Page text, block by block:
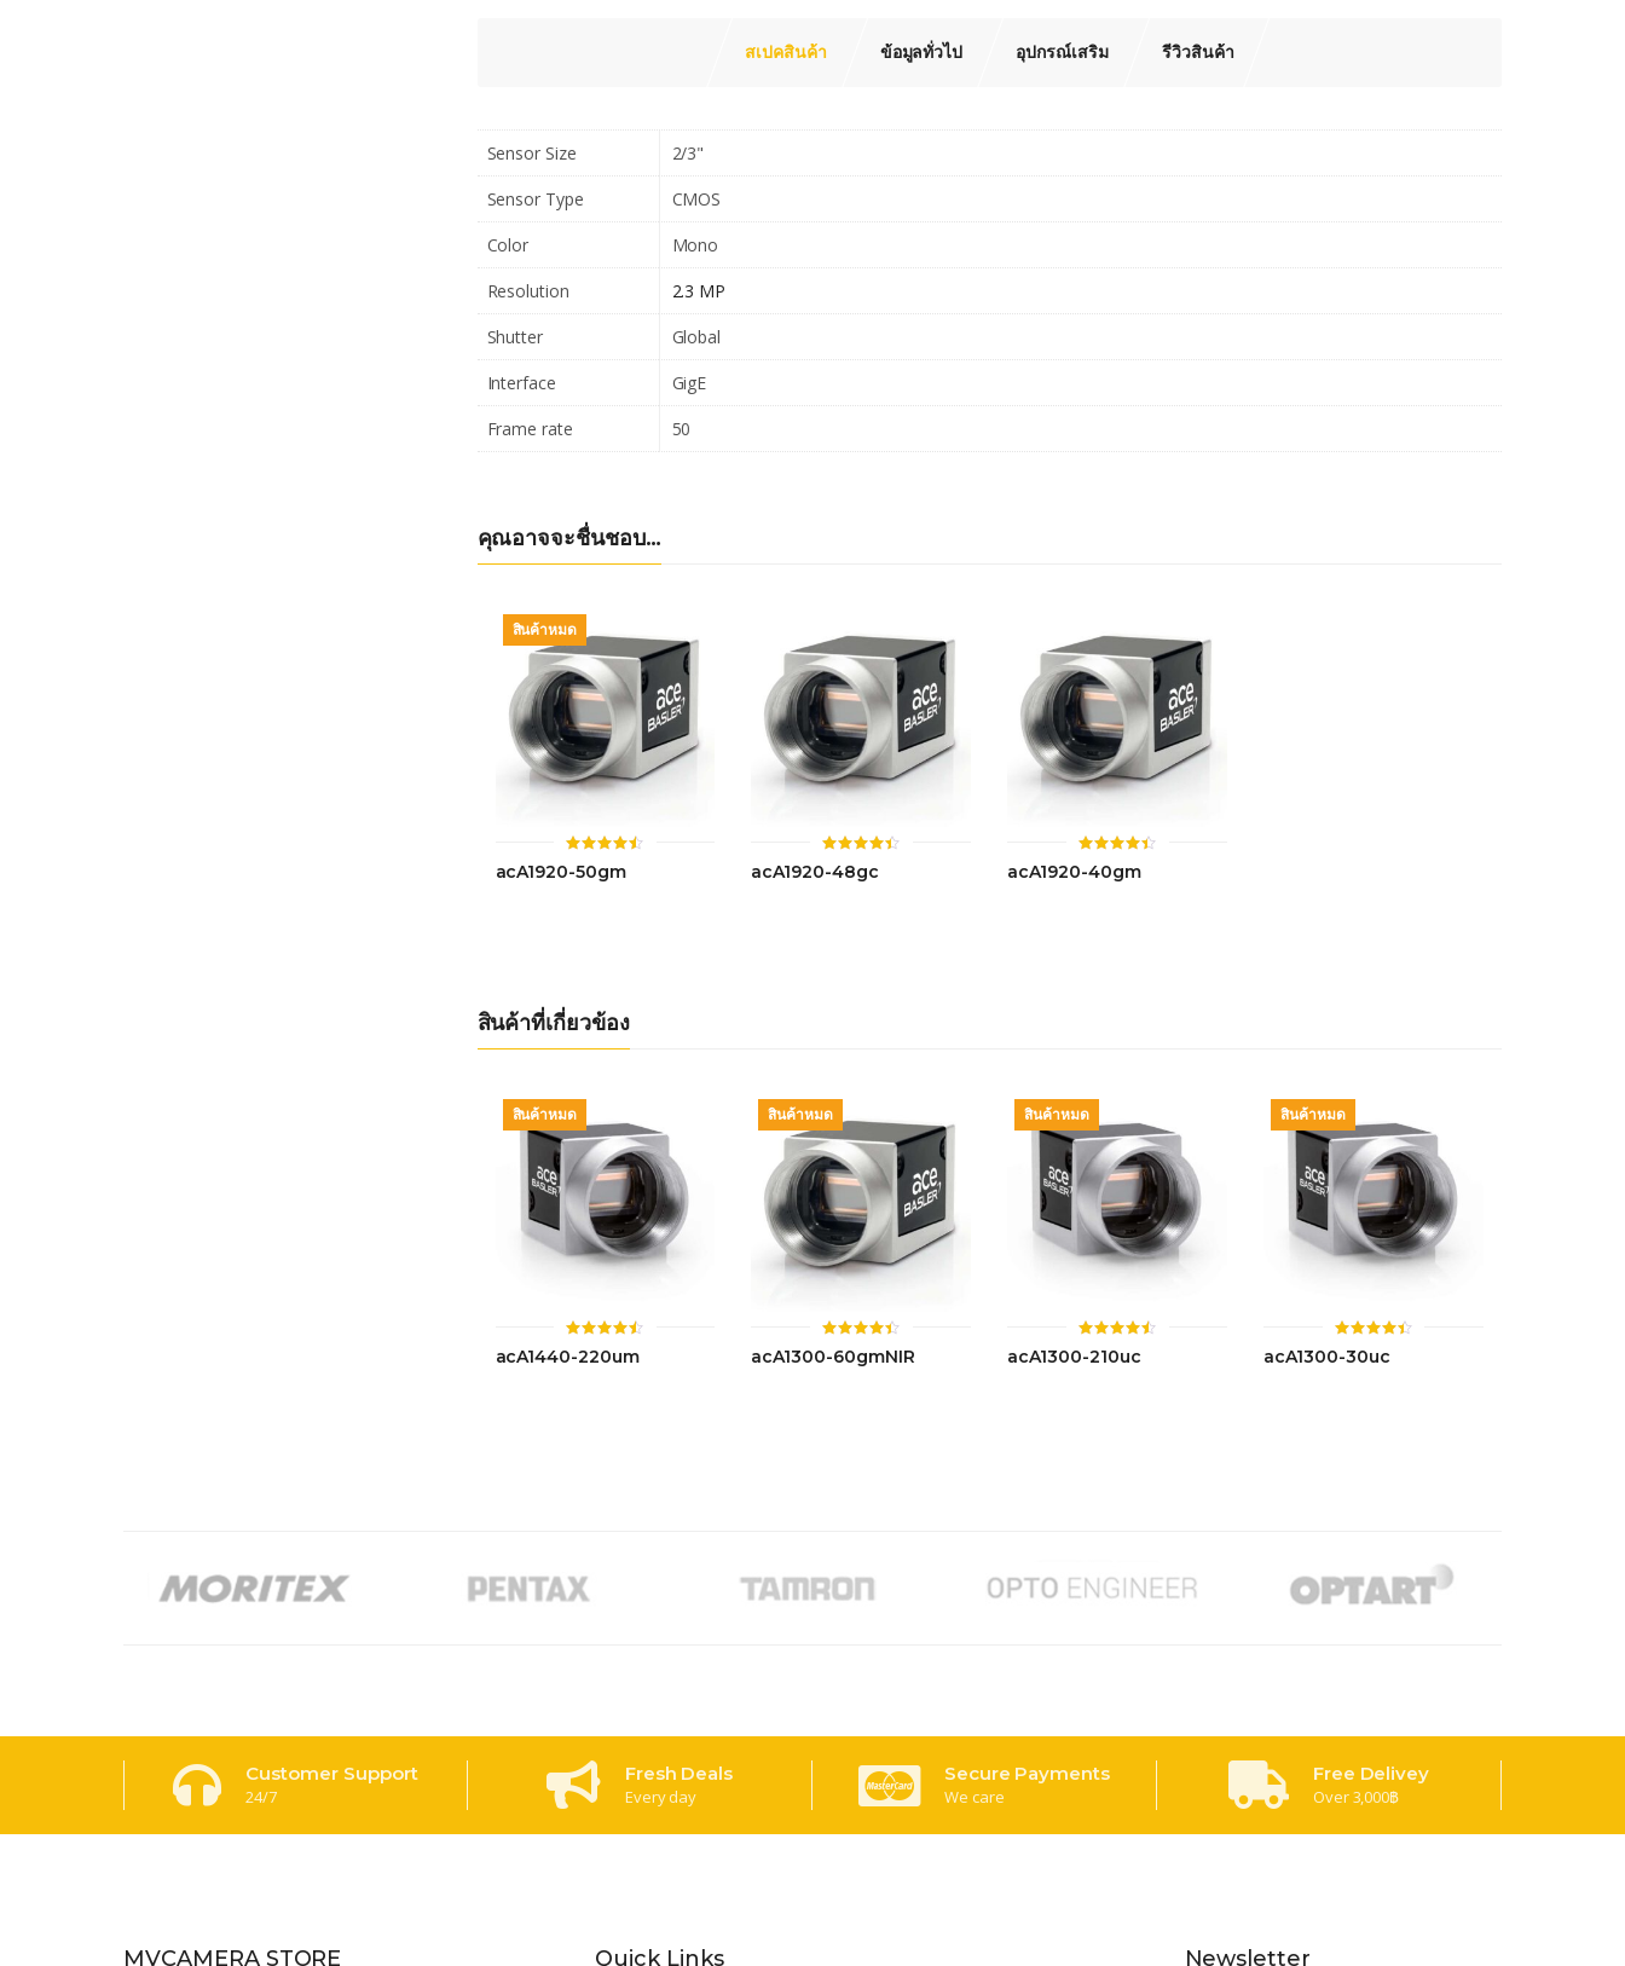
สเปคสินค้า ข้อมูลทั่วไป อุปกรณ์เสริม รีวิวสินค้า
Sensor Size
2/3"
Sensor Type
CMOS
Color
Mono
Resolution
2.3 MP
Shutter
Global
Interface
GigE
Frame rate
50
คุณอาจจะชื่นชอบ…
สินค้าหมด
ให้
คะแนน
acA1920-50gm
ให้
คะแนน
acA1920-48gc
ให้
คะแนน
acA1920-40gm
สินค้าที่เกี่ยวข้อง
สินค้าหมด
ให้
คะแนน
acA1440-220um
สินค้าหมด
ให้
คะแนน
acA1300-60gmNIR
สินค้าหมด
ให้
คะแนน
acA1300-210uc
สินค้าหมด
ให้
คะแนน
acA1300-30uc
Customer Support
24/7
Fresh Deals
Every day
Secure Payments
We care
Free Delivey
Over 3,000฿
MVCAMERA STORE Quick Links Newsletter